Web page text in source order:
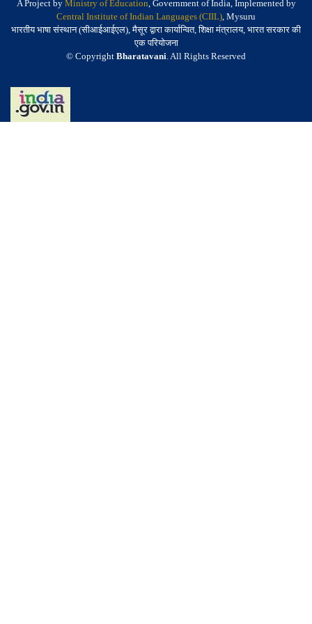
A Project by Ministry of Education, Government of India, Implemented by
Central Institute of Indian Languages (CIIL), Mysuru
भारतीय भाषा संस्थान (सीआईआईएल), मैसूर द्वारा कार्यान्वित, शिक्षा मंत्रालय, भारत सरकार की
एक परियोजना
© Copyright Bharatavani. All Rights Reserved